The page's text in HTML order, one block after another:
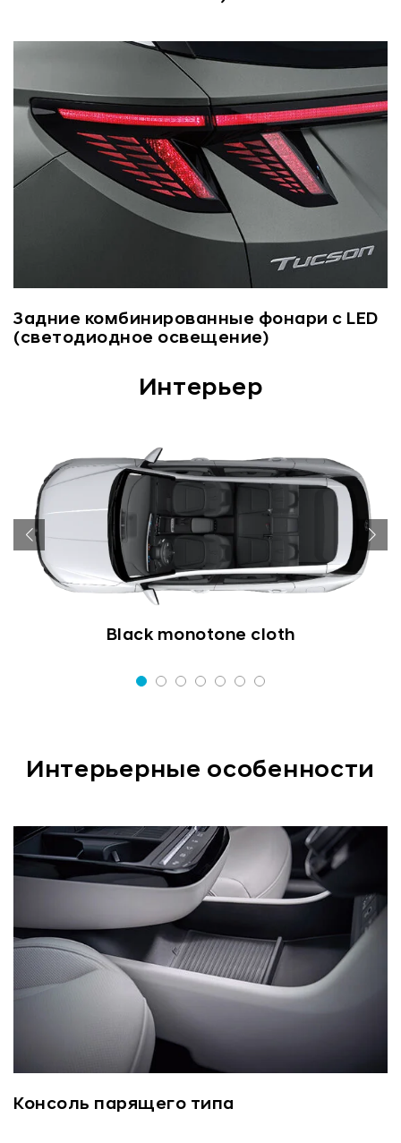
Задние комбинированные фонари с LED
(светодиодное освещение)
Интерьер
Black monotone cloth
Интерьерные особенности
Консоль парящего типа